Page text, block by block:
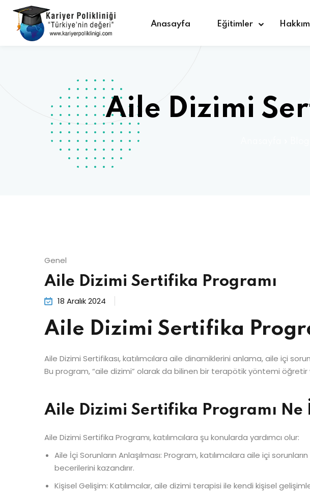
Anasayfa Eğitimler
Aile Dizimi
Genel
Aile Dizimi Sertifika Programı
18 Aralık 2024
Aile Dizimi Sertifika
Aile Dizimi Sertifikası, katılımcılara aile dinamiklerini anlama, aile içi
Bu program, “aile dizimi” olarak da bilinen bir terapötik yöntemi öğretir
Aile Dizimi Sertifika Programı Ne
Aile Dizimi Sertifika Programı, katılımcılara şu konularda yardımcı olur:
Aile İçi Sorunların Anlaşılması: Program, katılımcılara aile içi
becerilerini kazandırır.
Kişisel Gelişim: Katılımcılar, aile dizimi terapisi ile kendi kişisel